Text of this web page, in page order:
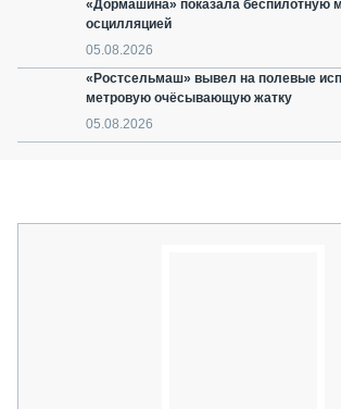
«Дормашина» показала беспилотную
осцилляцией
05.08.2026
«Ростсельмаш» вывел на полевые
метровую очёсывающую жатку
05.08.2026